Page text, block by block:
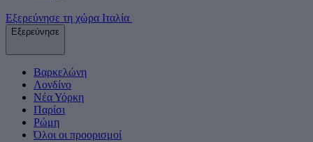
Εξερεύνησε τη χώρα Ιταλία
Εξερεύνησε
Βαρκελώνη
Λονδίνο
Νέα Υόρκη
Παρίσι
Ρώμη
Όλοι οι προορισμοί